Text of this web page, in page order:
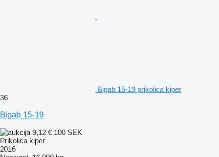
Bigab 15-19 prikolica kiper
36
Bigab 15-19
9,12 € 100 SEK
Prikolica kiper
2016